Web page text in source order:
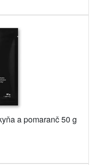
a pomaranč 50 g